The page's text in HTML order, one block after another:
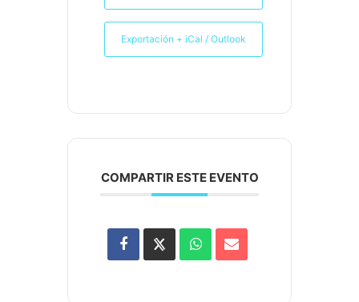
Exportación + iCal / Outlook
COMPARTIR ESTE EVENTO